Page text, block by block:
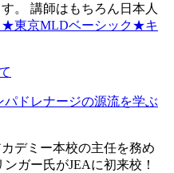
。 講師はもちろん日本人
★東京MLDベーシック★キ
ドレナージの源流を学ぶ
デミー本校の主任を務め
ガー氏がJEAに初来校！